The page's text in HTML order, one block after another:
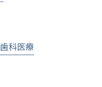
科医療